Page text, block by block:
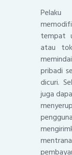
tempat
atau
pribadi
dicuri.
juga